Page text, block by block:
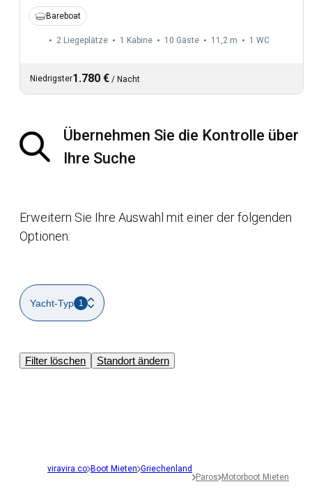
Bareboat
2 Liegeplätze 1 Kabine 10 Gäste 11,2 m 1 WC
Niedrigster1.780 € / Nacht
Übernehmen Sie die Kontrolle über
Ihre Suche
Erweitern Sie Ihre Auswahl mit einer der folgenden
Optionen:
Yacht-Typ 1
Filter löschen Standort ändern
viravira.co Boot Mieten Griechenland
Paros Motorboot Mieten